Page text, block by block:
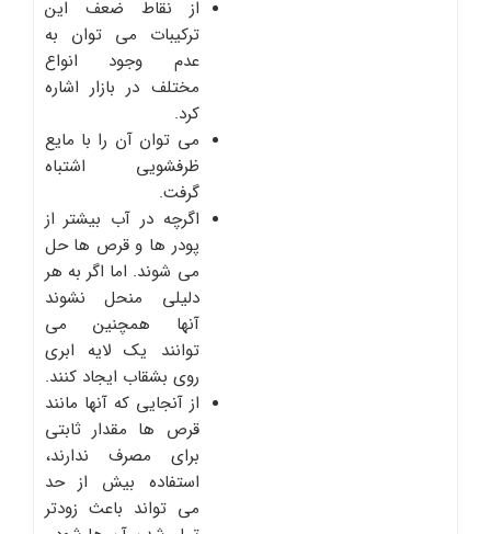
از نقاط ضعف این
ترکیبات می توان به
عدم وجود انواع
مختلف در بازار اشاره
کرد.
می توان آن را با مایع
ظرفشویی اشتباه
گرفت.
اگرچه در آب بیشتر از
پودر ها و قرص ها حل
می شوند. اما اگر به هر
دلیلی منحل نشوند
آنها همچنین می
توانند یک لایه ابری
روی بشقاب ایجاد کنند.
از آنجایی که آنها مانند
قرص ها مقدار ثابتی
برای مصرف ندارند،
استفاده بیش از حد
می تواند باعث زودتر